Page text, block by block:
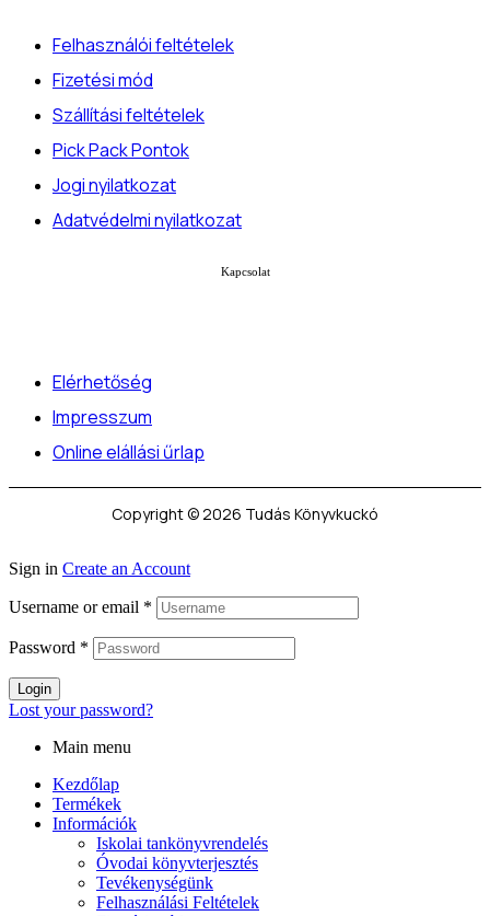
Felhasználói feltételek
Fizetési mód
Szállítási feltételek
Pick Pack Pontok
Jogi nyilatkozat
Adatvédelmi nyilatkozat
Kapcsolat
Elérhetőség
Impresszum
Online elállási űrlap
Copyright © 2026 Tudás Könyvkuckó
Sign in Create an Account
Username or email *
Password *
Login
Lost your password?
Main menu
Kezdőlap
Termékek
Információk
Iskolai tankönyvrendelés
Óvodai könyvterjesztés
Tevékenységünk
Felhasználási Feltételek